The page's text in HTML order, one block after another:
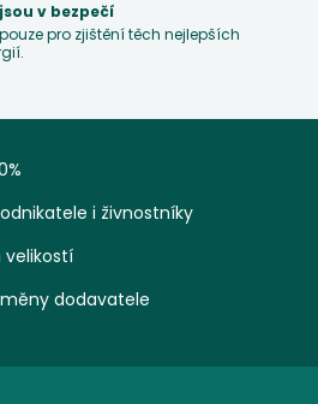
v bezpečí
pro zjištění těch nejlepších
i živnostníky
velikostí
dodavatele